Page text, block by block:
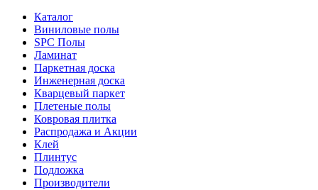
Каталог
Виниловые полы
SPC Полы
Ламинат
Паркетная доска
Инженерная доска
Кварцевый паркет
Плетеные полы
Ковровая плитка
Распродажа и Акции
Клей
Плинтус
Подложка
Производители